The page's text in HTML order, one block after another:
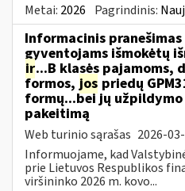
Metai: 2026 Pagrindinis:
Informacinis
gyventojams išmokėtų
ir...B klasės pajamoms,
formos, jos priedų
formų...bei jų užpildymo
pakeitimą
Web turinio sąrašas 2026-
Informuojame, kad
prie Lietuvos Respublikos
viršininko 2026 m. kovo...